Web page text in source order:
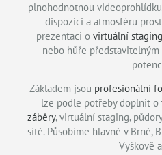
plnohodnotnou
dispozici a atmosféru
prezentaci o virtuální staging
nebo hůře
Základem jsou profesionální
lze podle potřeby doplnit o
záběry, virtuální staging,
sítě. Působíme hlavně v Brně,
Vyškově